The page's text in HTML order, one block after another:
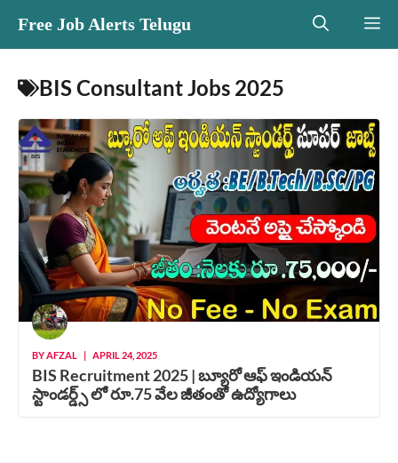
content
Free Job Alerts Telugu
BIS Consultant Jobs 2025
BYAFZAL APRIL 24, 2025
BIS Recruitment 2025 | బ్యూరో ఆఫ్ ఇండియన్
స్టాండర్డ్స్ లో రూ.75 వేల జీతంతో ఉద్యోగాలు